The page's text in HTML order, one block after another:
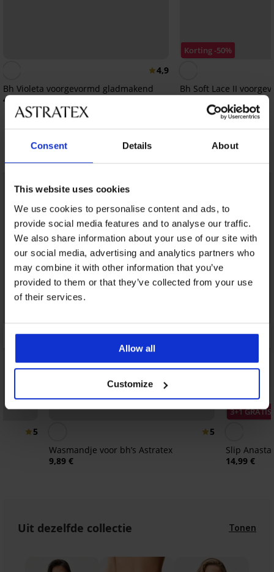
Consent Details About
This website uses cookies
We use cookies to personalise content and ads, to
provide social media features and to analyse our traffic.
We also share information about your use of our site with
our social media, advertising and analytics partners who
may combine it with other information that you’ve
provided to them or that they’ve collected from your use
of their services.
Allow all
Customize
4,9
Bh Violeta voorgevormd gladmakend
40,99 €
Korting -50%
Bh Soft Lace II
beugel
18,50 €36,99 €
Ontdek vergelijkbare stukken
5
5
Wasmandje voor bh’s Astratex
9,89 €
3+1 GRATIS
Slip
14,99 €
Uit dezelfde collectie Tonen